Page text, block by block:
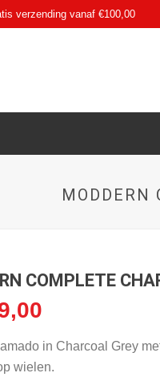
verzending vanaf €100,00
MODDERN
COMPLETE
in Charcoal Grey
wielen.